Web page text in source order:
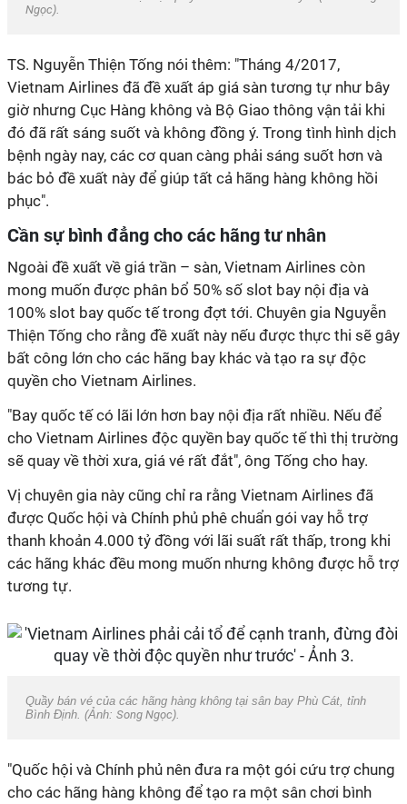
Ngọc).
TS. Nguyễn Thiện Tống nói thêm: "Tháng 4/2017,
Vietnam Airlines đã đề xuất áp giá sàn tương tự như bây
giờ nhưng Cục Hàng không và Bộ Giao thông vận tải khi
đó đã rất sáng suốt và không đồng ý. Trong tình hình dịch
bệnh ngày nay, các cơ quan càng phải sáng suốt hơn và
bác bỏ đề xuất này để giúp tất cả hãng hàng không hồi
phục".
Cần sự bình đẳng cho các hãng tư nhân
Ngoài đề xuất về giá trần – sàn, Vietnam Airlines còn
mong muốn được phân bổ 50% số slot bay nội địa và
100% slot bay quốc tế trong đợt tới. Chuyên gia Nguyễn
Thiện Tống cho rằng đề xuất này nếu được thực thi sẽ gây
bất công lớn cho các hãng bay khác và tạo ra sự độc
quyền cho Vietnam Airlines.
"Bay quốc tế có lãi lớn hơn bay nội địa rất nhiều. Nếu để
cho Vietnam Airlines độc quyền bay quốc tế thì thị trường
sẽ quay về thời xưa, giá vé rất đắt", ông Tống cho hay.
Vị chuyên gia này cũng chỉ ra rằng Vietnam Airlines đã
được Quốc hội và Chính phủ phê chuẩn gói vay hỗ trợ
thanh khoản 4.000 tỷ đồng với lãi suất rất thấp, trong khi
các hãng khác đều mong muốn nhưng không được hỗ trợ
tương tự.
Quầy bán vé của các hãng hàng không tại sân bay Phù Cát, tỉnh
Bình Định. (Ảnh: Song Ngọc).
"Quốc hội và Chính phủ nên đưa ra một gói cứu trợ chung
cho các hãng hàng không để tạo ra một sân chơi bình